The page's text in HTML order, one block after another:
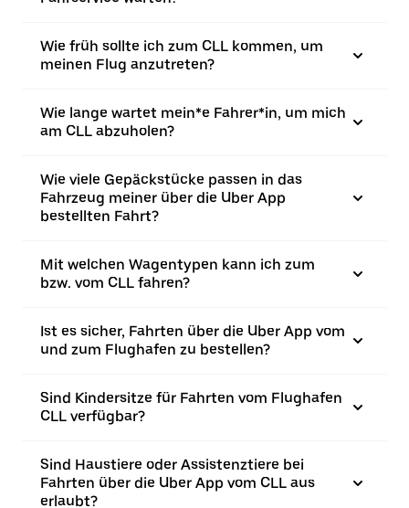
Wie früh sollte ich zum CLL kommen, um
meinen Flug anzutreten?
Wie lange wartet mein*e Fahrer*in, um mich
am CLL abzuholen?
Wie viele Gepäckstücke passen in das
Fahrzeug meiner über die Uber App
bestellten Fahrt?
Mit welchen Wagentypen kann ich zum
bzw. vom CLL fahren?
Ist es sicher, Fahrten über die Uber App vom
und zum Flughafen zu bestellen?
Sind Kindersitze für Fahrten vom Flughafen
CLL verfügbar?
Sind Haustiere oder Assistenztiere bei
Fahrten über die Uber App vom CLL aus
erlaubt?